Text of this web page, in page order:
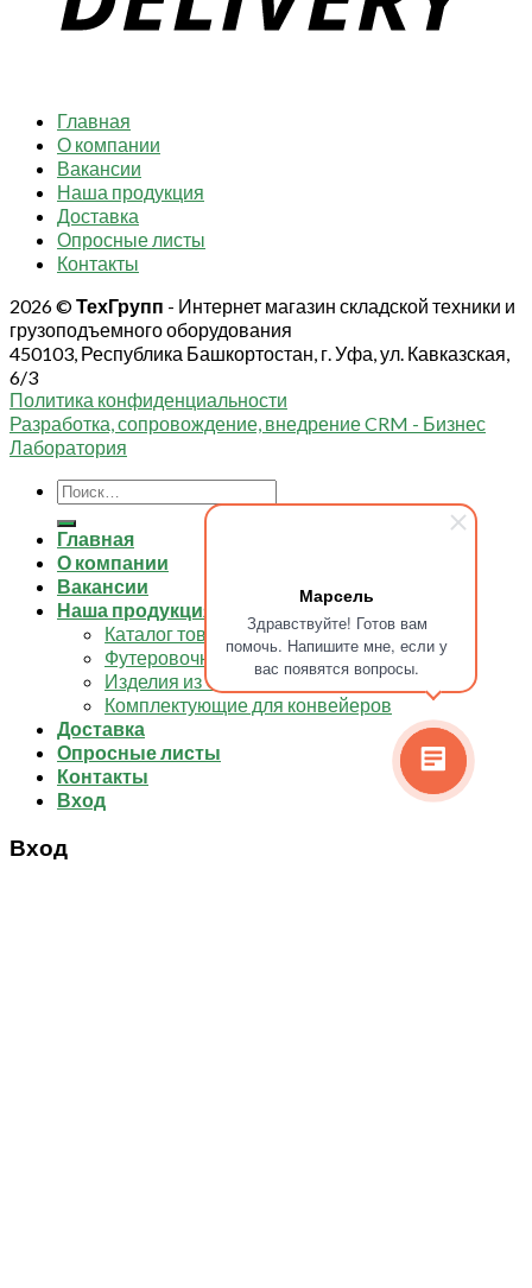
Марсель
Здравствуйте! Готов вам
помочь. Напишите мне, если у
вас появятся вопросы.
Главная
О компании
Вакансии
Наша продукция
Доставка
Опросные листы
Контакты
2026 ©ТехГрупп - Интернет магазин складской техники и
грузоподъемного оборудования
450103, Республика Башкортостан, г. Уфа, ул. Кавказская,
6/3
Политика конфиденциальности
Разработка, сопровождение, внедрение CRM - Бизнес
Лаборатория
Искать:
Главная
О компании
Вакансии
Наша продукция
Каталог товаров
Футеровочные изделия
Изделия из СВМПЭ
Комплектующие для конвейеров
Доставка
Опросные листы
Контакты
Вход
Вход